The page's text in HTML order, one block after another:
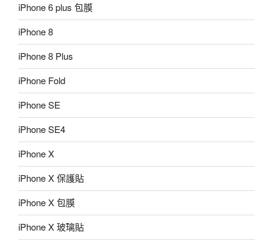
iPhone 6 plus 包膜
iPhone 8
iPhone 8 Plus
iPhone Fold
iPhone SE
iPhone SE4
iPhone X
iPhone X 保護貼
iPhone X 包膜
iPhone X 玻璃貼